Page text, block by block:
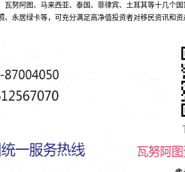
瓦努阿图、马来西亚、泰国、菲律宾、土耳其等十几个
、永居绿卡等，可充分满足高净值投资者对移民资讯和资